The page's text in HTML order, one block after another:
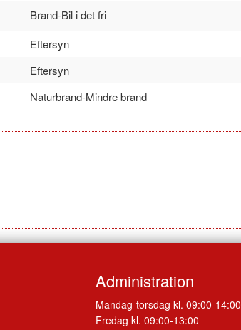
Brand-Bil i det fri
Eftersyn
Eftersyn
Naturbrand-Mindre brand
Administration
Mandag-torsdag kl. 09:00-14:00
Fredag kl. 09:00-13:00